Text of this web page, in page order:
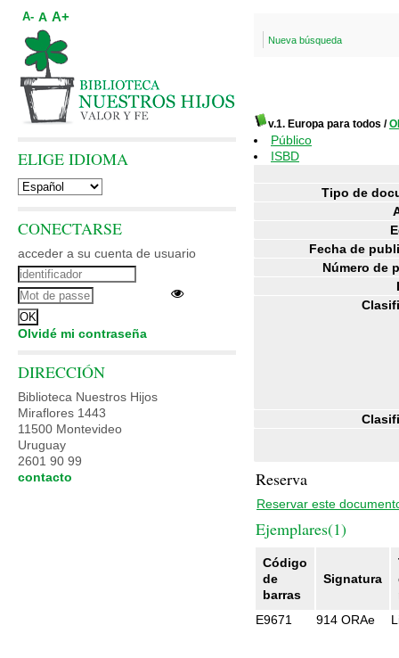
Nueva búsqueda
v.1. Europa para todos /
Público
ISBD
Tipo de
Fecha de
Número de
Reserva
Reservar este
Ejemplares(1)
Código
de
barras
Signatura
E9671
914 ORAe
A- A A+
ELIGE IDIOMA
CONECTARSE
acceder a su cuenta de usuario
Olvidé mi contraseña
DIRECCIÓN
Biblioteca Nuestros Hijos
Miraflores 1443
11500 Montevideo
Uruguay
2601 90 99
contacto